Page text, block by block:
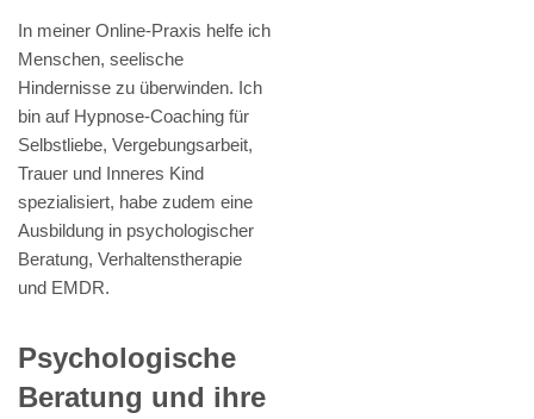
In meiner Online-Praxis helfe ich
Menschen, seelische
Hindernisse zu überwinden. Ich
bin auf Hypnose-Coaching für
Selbstliebe, Vergebungsarbeit,
Trauer und Inneres Kind
spezialisiert, habe zudem eine
Ausbildung in psychologischer
Beratung, Verhaltenstherapie
und EMDR.
Psychologische
Beratung und ihre